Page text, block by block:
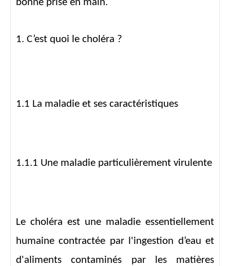
bonne prise en main.
1. C’est quoi le choléra ?
1.1 La maladie et ses caractéristiques
1.1.1 Une maladie particulièrement virulente
Le choléra est une maladie essentiellement
humaine contractée par l'ingestion d’eau et
d'aliments contaminés par les matières